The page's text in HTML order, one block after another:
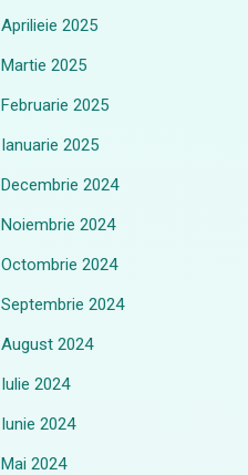
Aprilieie 2025
Martie 2025
Februarie 2025
Ianuarie 2025
Decembrie 2024
Noiembrie 2024
Octombrie 2024
Septembrie 2024
August 2024
Iulie 2024
Iunie 2024
Mai 2024